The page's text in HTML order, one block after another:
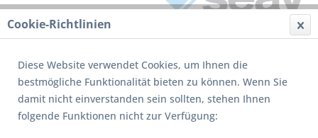
Cookie-Richtlinien
Diese Website verwendet Cookies, um Ihnen die
bestmögliche Funktionalität bieten zu können. Wenn Sie
damit nicht einverstanden sein sollten, stehen Ihnen
folgende Funktionen nicht zur Verfügung: